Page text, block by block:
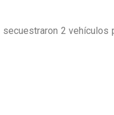
2 vehículos